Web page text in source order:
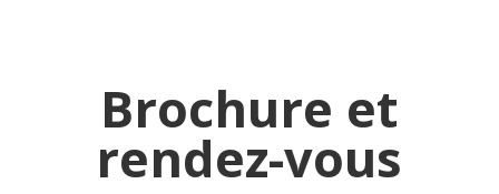
Brochure et
rendez-vous